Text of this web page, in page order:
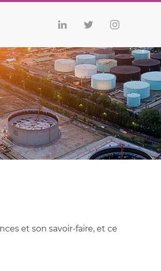
et son savoir-faire, et ce